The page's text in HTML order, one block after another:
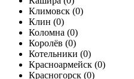
Климовск (0)
Клин (0)
Коломна (0)
Королёв (0)
Котельники (0)
Красноармейск (0)
Красногорск (0)